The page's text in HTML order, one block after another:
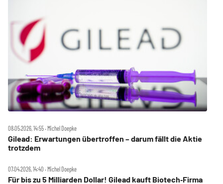
08.05.2026, 14:55 ‧ Michel Doepke
Gilead: Erwartungen übertroffen – darum fällt die Aktie
trotzdem
07.04.2026, 14:40 ‧ Michel Doepke
Für bis zu 5 Milliarden Dollar! Gilead kauft Biotech‑Firma